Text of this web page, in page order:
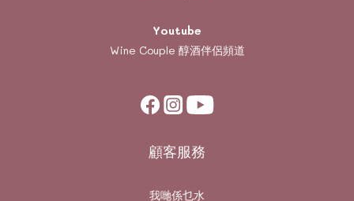
Youtube
Wine Couple 醇酒伴侶頻道
顧客服務
我哋係乜水